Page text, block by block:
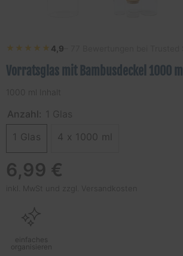
★★★★★
★★★★★ 4,9
Vorratsglas mit Bambusdeckel 1000 ml
1000 ml Inhalt
Anzahl:
1 Glas
4 x 1000 ml
Regulärer
Preis
6,99 €
inkl. MwSt und zzgl. Versandkosten
einfaches
organisieren